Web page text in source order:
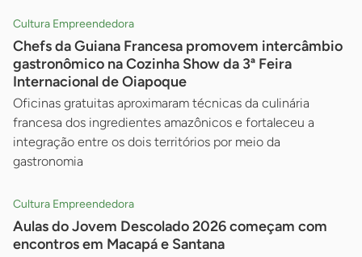
Cultura Empreendedora
Chefs da Guiana Francesa promovem intercâmbio
gastronômico na Cozinha Show da 3ª Feira
Internacional de Oiapoque
Oficinas gratuitas aproximaram técnicas da culinária
francesa dos ingredientes amazônicos e fortaleceu a
integração entre os dois territórios por meio da
gastronomia
Cultura Empreendedora
Aulas do Jovem Descolado 2026 começam com
encontros em Macapá e Santana